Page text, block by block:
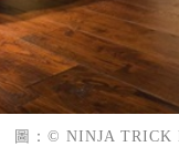
圖：© NINJA TRICK